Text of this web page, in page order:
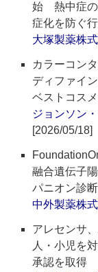
始 熱中症の
症化を防ぐ
大塚製薬株
カラーコン
ディファイ
ベストコス
ジョンソン
[2026/05/18]
融合遺伝子
パニオン診
中外製薬株
アレセンサ
人・小児を
承認を取得